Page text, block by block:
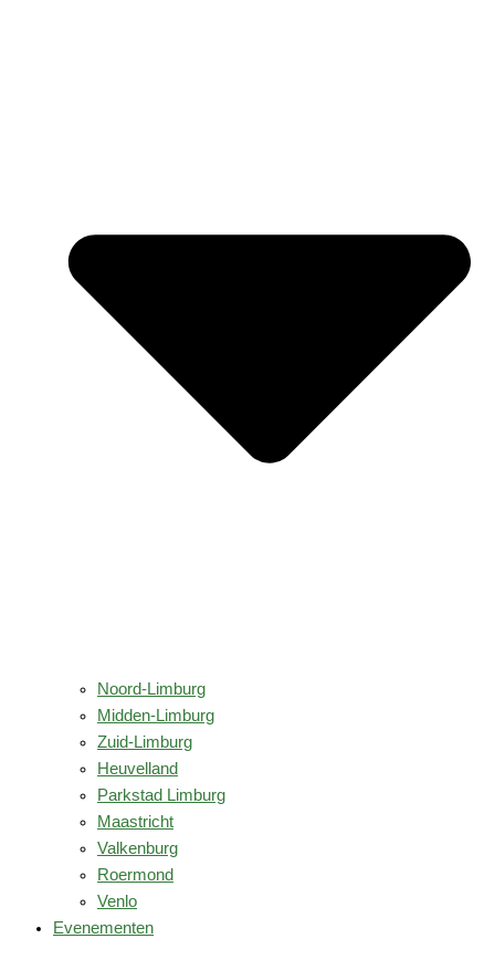
Noord-Limburg
Midden-Limburg
Zuid-Limburg
Heuvelland
Parkstad Limburg
Maastricht
Valkenburg
Roermond
Venlo
Evenementen